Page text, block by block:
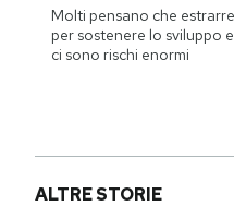
Molti pensano che
per sostenere lo sviluppo
ci sono rischi enormi
ALTRE STORIE